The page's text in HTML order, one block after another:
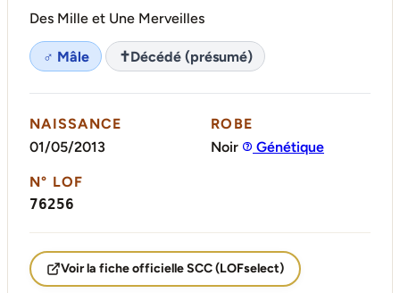
Des Mille et Une Merveilles
♂ Mâle ✝Décédé (présumé)
NAISSANCE
01/05/2013
ROBE
Noir
Génétique
N° LOF
76256
Voir la fiche officielle SCC (LOFselect)